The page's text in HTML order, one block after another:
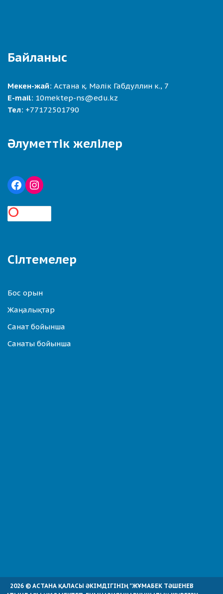
Байланыс
Мекен-жай: Астана қ. Мәлік Габдуллин к., 7
E-mail: 10mektep-ns@edu.kz
Тел: +77172501790
Әлуметтік желілер
Сілтемелер
Бос орын
Жаңалықтар
Санат бойынша
Санаты бойынша
2026 © АСТАНА ҚАЛАСЫ ӘКІМДІГІНІҢ "ЖҰМАБЕК ТӘШЕНЕВ